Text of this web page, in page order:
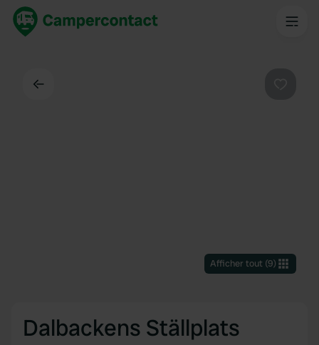
Afficher tout(9)
Dalbackens Ställplats